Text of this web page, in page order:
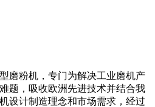
磨粉机，专门为解决工业磨机产
题，吸收欧洲先进技术并结合我
设计制造理念和市场需求，经过